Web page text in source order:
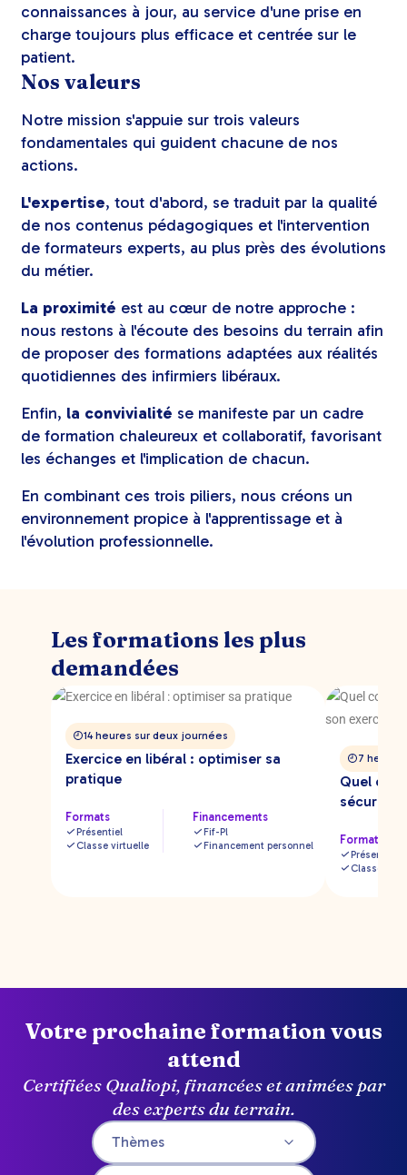
connaissances à jour, au service d'une prise en
charge toujours plus efficace et centrée sur le
patient.
Nos valeurs
Notre mission s'appuie sur trois valeurs
fondamentales qui guident chacune de nos
actions.
L'expertise, tout d'abord, se traduit par la qualité
de nos contenus pédagogiques et l'intervention
de formateurs experts, au plus près des évolutions
du métier.
La proximité est au cœur de notre approche :
nous restons à l'écoute des besoins du terrain afin
de proposer des formations adaptées aux réalités
quotidiennes des infirmiers libéraux.
Enfin, la convivialité se manifeste par un cadre
de formation chaleureux et collaboratif, favorisant
les échanges et l'implication de chacun.
En combinant ces trois piliers, nous créons un
environnement propice à l'apprentissage et à
l'évolution professionnelle.
Les formations les plus
demandées
14 heures sur deux journées
Exercice en libéral : optimiser sa
pratique
Formats
Présentiel
Classe virtuelle
Financements
Fif-Pl
Financement personnel
7
Quel
sécuriser
Formats
Présentiel
Classe
Votre prochaine formation vous
attend
Certifiées Qualiopi, financées et animées par
des experts du terrain.
Thèmes